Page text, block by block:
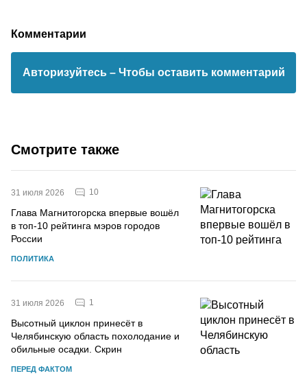
Комментарии
Авторизуйтесь – Чтобы оставить комментарий
Смотрите также
31 июля 2026 10
Глава Магнитогорска впервые вошёл
в топ-10 рейтинга мэров городов
России
ПОЛИТИКА
31 июля 2026 1
Высотный циклон принесёт в
Челябинскую область похолодание и
обильные осадки. Скрин
ПЕРЕД ФАКТОМ